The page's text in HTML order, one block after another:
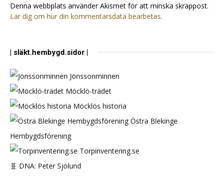
Denna webbplats använder Akismet för att minska skräppost.
Lär dig om hur din kommentarsdata bearbetas.
| släkt.hembygd.sidor |
Jönssonminnen
Möcklö-trädet
Möcklös historia
Östra Blekinge
Hembygdsförening
Torpinventering.se
🧬 DNA: Peter Sjölund